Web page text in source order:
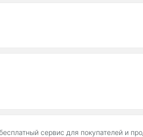
сервис для покупателей и